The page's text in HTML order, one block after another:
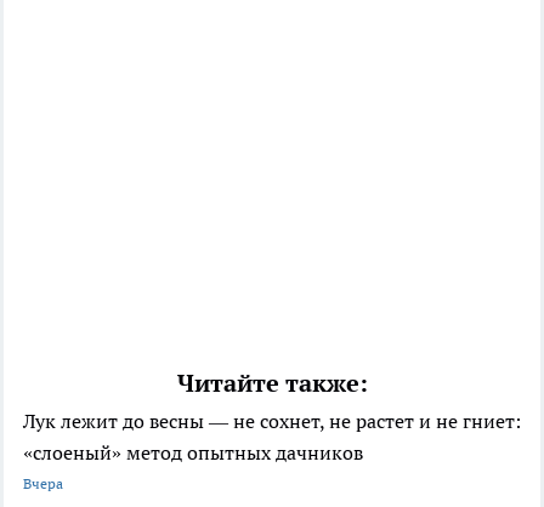
Читайте также:
Лук лежит до весны — не сохнет, не растет и не гниет:
«слоеный» метод опытных дачников
Вчера